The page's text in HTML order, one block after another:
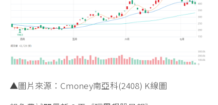
▲圖片來源：Cmoney南亞科(2408) K線圖